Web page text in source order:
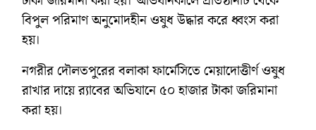
বিপুল পরিমাণ অনুমোদহীন ওষুধ উদ্ধার করে ধ্বংস করা
হয়।
নগরীর দৌলতপুরের বলাকা ফার্মেসিতে মেয়াদোত্তীর্ণ ওষুধ
রাখার দায়ে র‌্যাবের অভিযানে ৫০ হাজার টাকা জরিমানা
করা হয়।